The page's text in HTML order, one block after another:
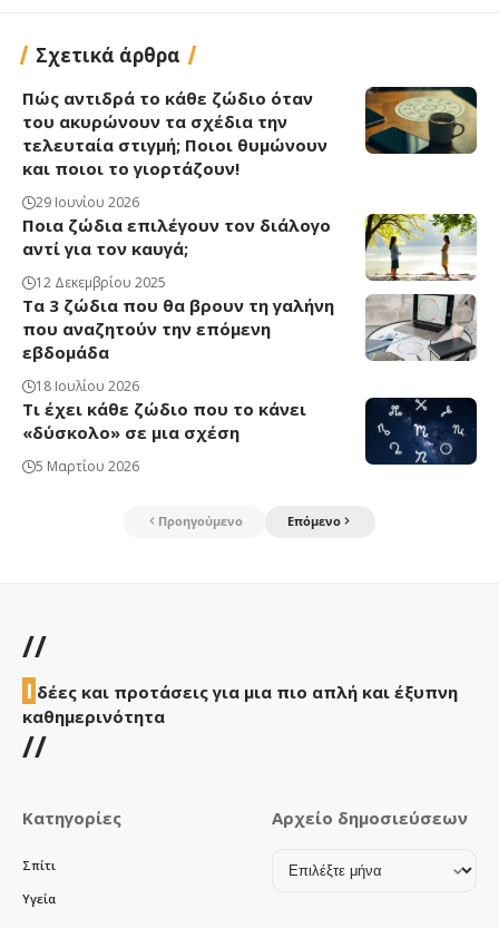
Σχετικά άρθρα
Πώς αντιδρά το κάθε ζώδιο όταν
του ακυρώνουν τα σχέδια την
τελευταία στιγμή; Ποιοι θυμώνουν
και ποιοι το γιορτάζουν!
29 Ιουνίου 2026
Ποια ζώδια επιλέγουν τον διάλογο
αντί για τον καυγά;
12 Δεκεμβρίου 2025
Τα 3 ζώδια που θα βρουν τη γαλήνη
που αναζητούν την επόμενη
εβδομάδα
18 Ιουλίου 2026
Τι έχει κάθε ζώδιο που το κάνει
«δύσκολο» σε μια σχέση
5 Μαρτίου 2026
Προηγούμενο Επόμενο
//
Ι δέες και προτάσεις για μια πιο απλή και έξυπνη
καθημερινότητα
//
Κατηγορίες
Σπίτι
Υγεία
Αρχείο δημοσιεύσεων
Αρχείο